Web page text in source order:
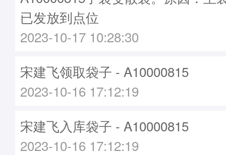
已发放到点位
2023-10-17 10:28:30
宋建飞领取袋子 - A10000815
2023-10-16 17:12:19
宋建飞入库袋子 - A10000815
2023-10-16 17:12:19